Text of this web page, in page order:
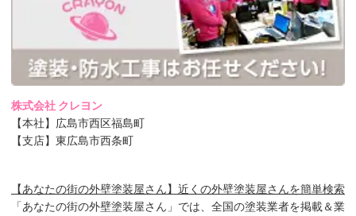
株式会社 クレヨン
【本社】広島市西区福島町
【支店】東広島市西条町
【あなたの街の外壁塗装屋さん】近くの外壁塗装屋さんを簡単検索
「あなたの街の外壁塗装屋さん」では、全国の塗装業者を掲載＆業